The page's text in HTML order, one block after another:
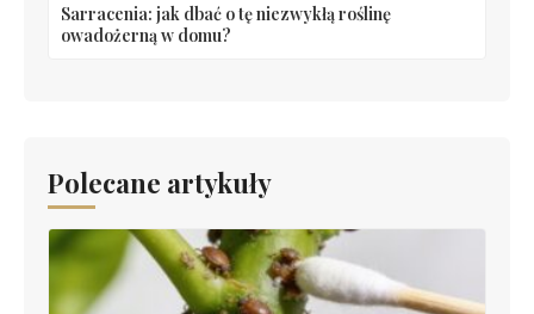
Sarracenia: jak dbać o tę niezwykłą roślinę
owadożerną w domu?
Polecane artykuły